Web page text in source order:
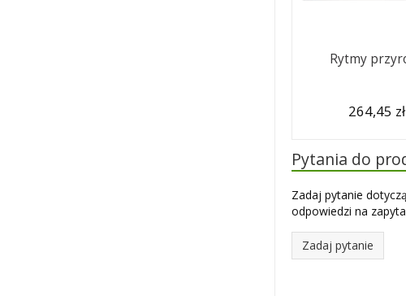
Rytmy
264,45 zł
Pytania do
Zadaj pytanie
odpowiedzi na
Zadaj pytanie